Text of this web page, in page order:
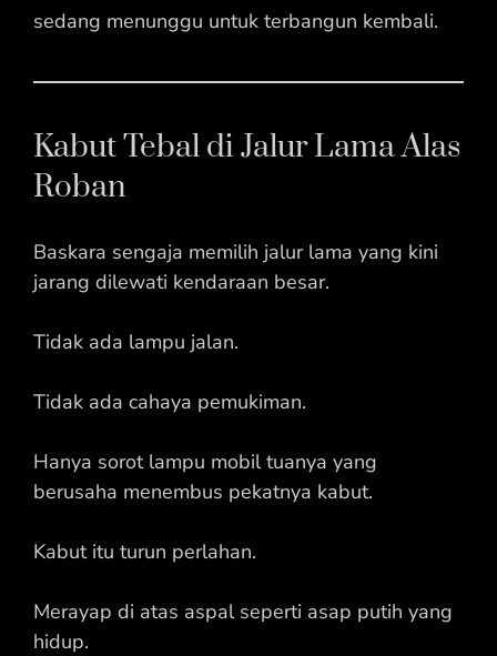
sedang menunggu untuk terbangun kembali.
Kabut Tebal di Jalur Lama Alas
Roban
Baskara sengaja memilih jalur lama yang kini
jarang dilewati kendaraan besar.
Tidak ada lampu jalan.
Tidak ada cahaya pemukiman.
Hanya sorot lampu mobil tuanya yang
berusaha menembus pekatnya kabut.
Kabut itu turun perlahan.
Merayap di atas aspal seperti asap putih yang
hidup.